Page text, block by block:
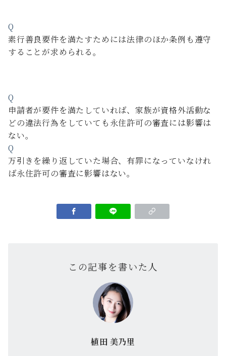
Q
素行善良要件を満たすためには法律のほか条例も遵守
することが求められる。
Q
申請者が要件を満たしていれば、家族が資格外活動な
どの違法行為をしていても永住許可の審査には影響は
ない。
Q
万引きを繰り返していた場合、有罪になっていなけれ
ば永住許可の審査に影響はない。
この記事を書いた人
植田 美乃里